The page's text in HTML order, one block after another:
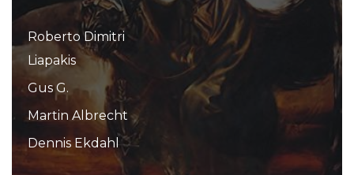
Roberto Dimitri
Liapakis
Gus G.
Martin Albrecht
Dennis Ekdahl